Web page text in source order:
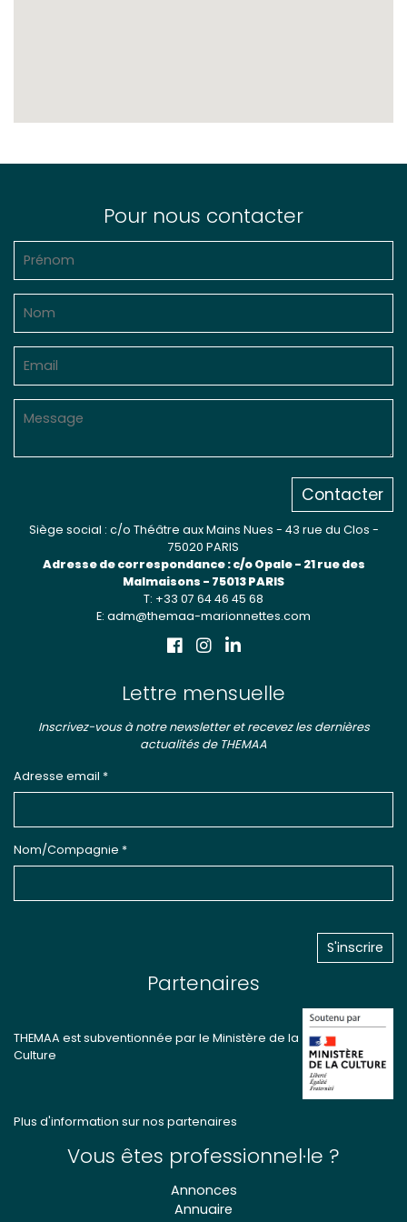
Pour nous contacter
Contacter
Siège social : c/o Théâtre aux Mains Nues - 43 rue du Clos -
75020 PARIS
Adresse de correspondance : c/o Opale - 21 rue des
Malmaisons - 75013 PARIS
T: +33 07 64 46 45 68
E: adm@themaa-marionnettes.com
Lettre mensuelle
Inscrivez-vous à notre newsletter et recevez les dernières
actualités de THEMAA
Adresse email *
Nom/Compagnie *
Partenaires
THEMAA est subventionnée par le Ministère de la
Culture
Plus d'information sur nos partenaires
Vous êtes professionnel·le ?
Annonces
Annuaire